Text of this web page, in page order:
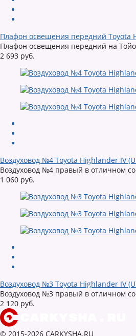
Плафон освещения передний Toyota
Плафон освещения передний на
2 693 руб.
Воздуховод №4 Toyota Highlander IV
Воздуховод №4 правый в отличном
1 060 руб.
Воздуховод №3 Toyota Highlander IV
Воздуховод №3 правый в отличном
2 120 руб.
© 2015-2026 CARKYSHA.RU